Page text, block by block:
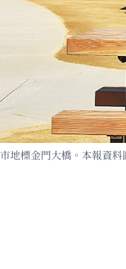
地標金門大橋。本報資料